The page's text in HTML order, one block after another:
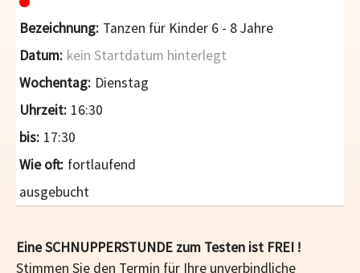
Tanzen für Kinder 6 - 8 Jahre
kein Startdatum hinterlegt
Dienstag
16:30
17:30
fortlaufend
ausgebucht
Eine SCHNUPPERSTUNDE zum Testen ist FREI !
Stimmen Sie den Termin für Ihre unverbindliche